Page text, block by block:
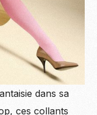
dans sa
ces collants